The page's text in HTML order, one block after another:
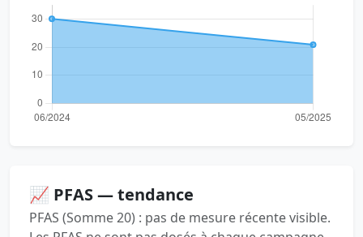
📈 PFAS — tendance
PFAS (Somme 20) : pas de mesure récente visible.